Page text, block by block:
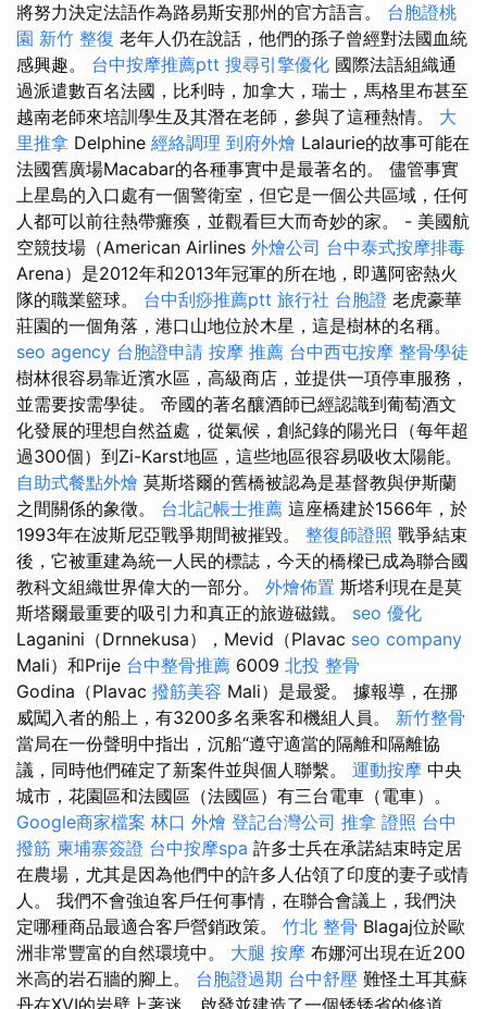
將努力決定法語作為路易斯安那州的官方語言。 台胞證桃
園 新竹 整復 老年人仍在說話，他們的孫子曾經對法國血統
感興趣。 台中按摩推薦ptt 搜尋引擎優化 國際法語組織通
過派遣數百名法國，比利時，加拿大，瑞士，馬格里布甚至
越南老師來培訓學生及其潛在老師，參與了這種熱情。 大
里推拿 Delphine 經絡調理 到府外燴 Lalaurie的故事可能在
法國舊廣場Macabar的各種事實中是最著名的。 儘管事實
上星島的入口處有一個警衛室，但它是一個公共區域，任何
人都可以前往熱帶癱瘓，並觀看巨大而奇妙的家。 - 美國航
空競技場（American Airlines 外燴公司 台中泰式按摩排毒
Arena）是2012年和2013年冠軍的所在地，即邁阿密熱火
隊的職業籃球。 台中刮痧推薦ptt 旅行社 台胞證 老虎豪華
莊園的一個角落，港口山地位於木星，這是樹林的名稱。
seo agency 台胞證申請 按摩 推薦 台中西屯按摩 整骨學徒
樹林很容易靠近濱水區，高級商店，並提供一項停車服務，
並需要按需學徒。 帝國的著名釀酒師已經認識到葡萄酒文
化發展的理想自然益處，從氣候，創紀錄的陽光日（每年超
過300個）到Zi-Karst地區，這些地區很容易吸收太陽能。
自助式餐點外燴 莫斯塔爾的舊橋被認為是基督教與伊斯蘭
之間關係的象徵。 台北記帳士推薦 這座橋建於1566年，於
1993年在波斯尼亞戰爭期間被摧毀。 整復師證照 戰爭結束
後，它被重建為統一人民的標誌，今天的橋樑已成為聯合國
教科文組織世界偉大的一部分。 外燴佈置 斯塔利現在是莫
斯塔爾最重要的吸引力和真正的旅遊磁鐵。 seo 優化
Laganini（Drnnekusa），Mevid（Plavac seo company
Mali）和Prije 台中整骨推薦 6009 北投 整骨
Godina（Plavac 撥筋美容 Mali）是最愛。 據報導，在挪
威闖入者的船上，有3200多名乘客和機組人員。 新竹整骨
當局在一份聲明中指出，沉船“遵守適當的隔離和隔離協
議，同時他們確定了新案件並與個人聯繫。 運動按摩 中央
城市，花園區和法國區（法國區）有三台電車（電車）。
Google商家檔案 林口 外燴 登記台灣公司 推拿 證照 台中
撥筋 柬埔寨簽證 台中按摩spa 許多士兵在承諾結束時定居
在農場，尤其是因為他們中的許多人佔領了印度的妻子或情
人。 我們不會強迫客戶任何事情，在聯合會議上，我們決
定哪種商品最適合客戶營銷政策。 竹北 整骨 Blagaj位於歐
洲非常豐富的自然環境中。 大腿 按摩 布娜河出現在近200
米高的岩石牆的腳上。 台胞證過期 台中舒壓 難怪土耳其蘇
丹在XVI的岩壁上著迷，啟發並建造了一個矮矮省的修道